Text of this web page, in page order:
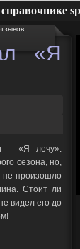
– «Я лечу».
сезона, но,
не произошло
Стоит ли
видел его до